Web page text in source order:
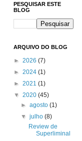
PESQUISAR ESTE
BLOG
ARQUIVO DO BLOG
► 2026 (7)
► 2024 (1)
► 2021 (1)
▼ 2020 (45)
►agosto(1)
▼julho(8)
Review de
Superliminal